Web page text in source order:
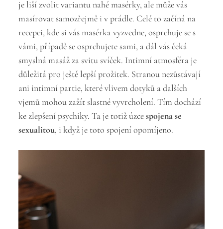
je liší zvolit variantu nahé masérky, ale může vás
masírovat samozřejmě i v prádle. Celé to začíná na
recepci, kde si vás masérka vyzvedne, osprchuje se s
vámi, případě se osprchujete sami, a dál vás čeká
smyslná masáž za svitu svíček. Intimní atmosféra je
důležitá pro ještě lepší prožitek. Stranou nezůstávají
ani intimní partie, které vlivem dotyků a dalších
vjemů mohou zažít slastné vyvrcholení. Tím dochází
ke zlepšení psychiky. Ta je totiž úzcespojena se
sexualitou, i když je toto spojení opomíjeno.